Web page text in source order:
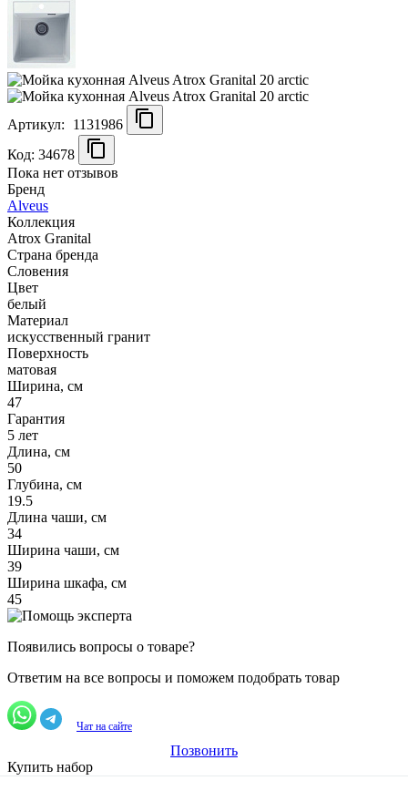
Артикул:
1131986
Код: 34678
Пока нет отзывов
Бренд
Alveus
Коллекция
Atrox Granital
Страна бренда
Словения
Цвет
белый
Материал
искусственный гранит
Поверхность
матовая
Ширина, см
47
Гарантия
5 лет
Длина, см
50
Глубина, см
19.5
Длина чаши, см
34
Ширина чаши, см
39
Ширина шкафа, см
45
Появились вопросы о товаре?
Ответим на все вопросы и поможем подобрать товар
Чат на сайте
Позвонить
Купить набор